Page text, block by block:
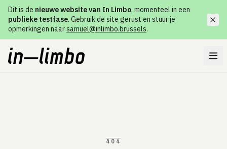
Dit is de nieuwe website van In Limbo, momenteel in een
publieke testfase. Gebruik de site gerust en stuur je
opmerkingen naarsamuel@inlimbo.brussels.
404